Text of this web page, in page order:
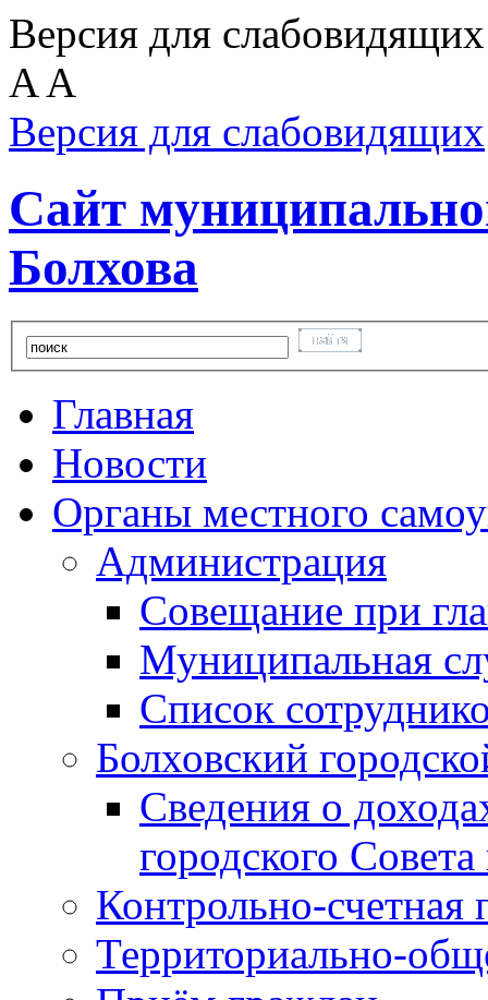
Версия для
A A
Версия для слабовидящих
Сайт
Болхова
Главная
Новости
Органы местного
Администрация
Совещание при
Муниципальная
Список
Болховский
Сведения о
городского
Контрольно-счетная
Территориально-